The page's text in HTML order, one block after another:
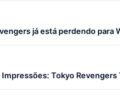
já está perdendo para
Impressões: Tokyo Revengers